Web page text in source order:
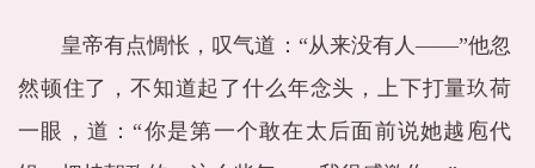
皇帝有点惆怅，叹气道：“从来没有人——”他忽
然顿住了，不知道起了什么年念头，上下打量玖荷
一眼，道：“你是第一个敢在太后面前说她越庖代